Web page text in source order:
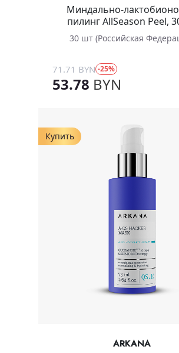
Миндально-
пилинг AllSeason Peel,
30 шт (Российская
71.71 BYN -25%
53.78 BYN
Купить
ARKANA